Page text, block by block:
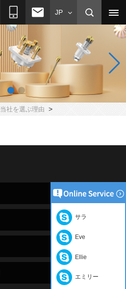
JP
当社を選ぶ理由 >
サラ
Eve
Ellie
エミリー